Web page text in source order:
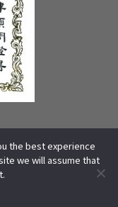
號
ALL RIGHTS
加拿大總部,版權所有]
AND THE GOOGLE
the best experience
we will assume that